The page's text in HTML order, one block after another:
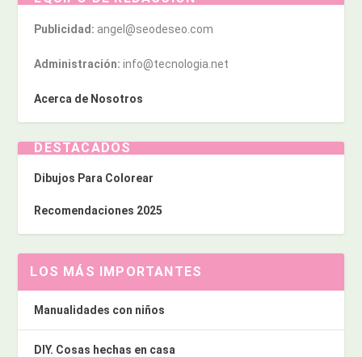
Publicidad: angel@seodeseo.com
Administración: info@tecnologia.net
Acerca de Nosotros
DESTACADOS
Dibujos Para Colorear
Recomendaciones 2025
LOS MÁS IMPORTANTES
Manualidades con niños
DIY. Cosas hechas en casa